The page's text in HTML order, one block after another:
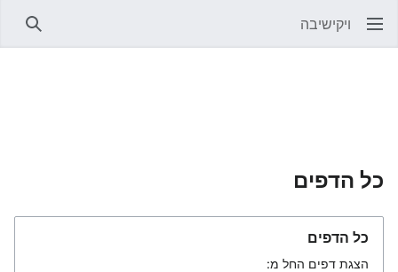
ויקישיבה
כל הדפים
כל הדפים
הצגת דפים החל מ: